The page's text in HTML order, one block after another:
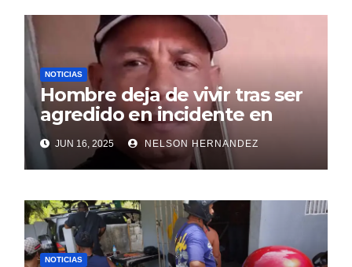
NOTICIAS
Hombre deja de vivir tras ser
agredido en incidente en
SDE
JUN 16, 2025 NELSON HERNANDEZ
NOTICIAS